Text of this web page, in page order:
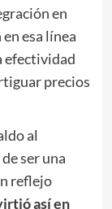
en
esa línea
efectividad
precios
al
ser una
reflejo
así en